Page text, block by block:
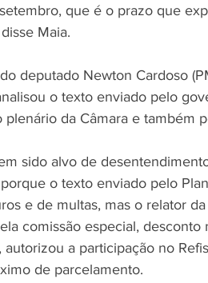
que é o prazo que
Maia.
deputado Newton Cardoso
o texto enviado pelo
plenário da Câmara e também
sido alvo de
porque o texto enviado pelo
e de multas, mas o relator
comissão especial,
autorizou a participação no
de parcelamento.